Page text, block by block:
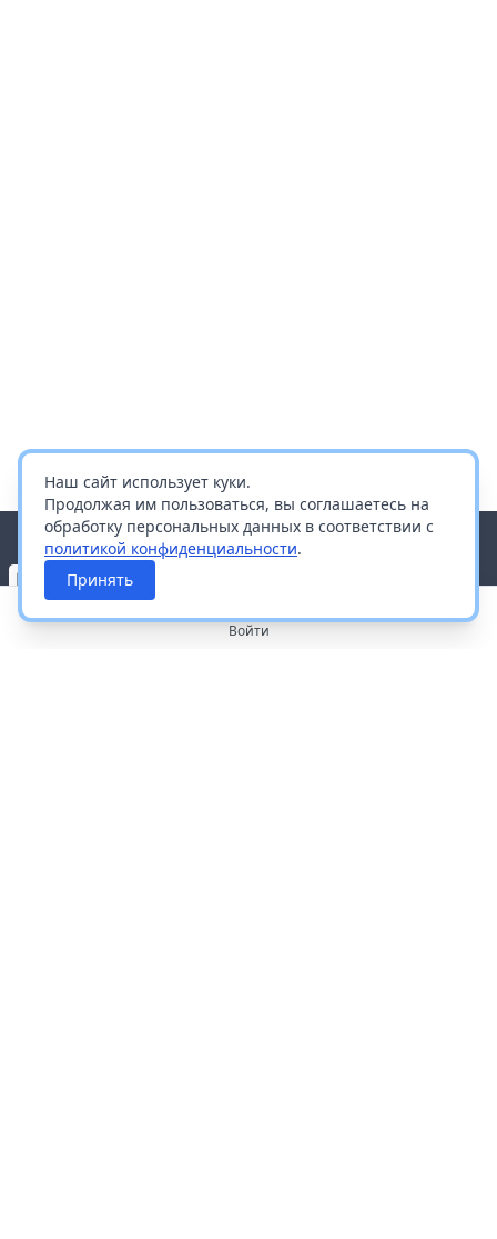
Наш сайт использует куки.
Продолжая им пользоваться, вы соглашаетесь на
обработку персональных данных в соответствии с
политикой конфиденциальности.
Принять
Войти